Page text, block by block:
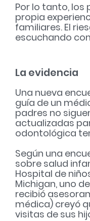
Por lo tanto, los
propia
familiares. El
escuchando
La evidencia
Una nueva
guía de un
padres no
actualizadas
odontológica
Según una
sobre salud
Hospital de
Michigan, uno
recibió
médica) creyó
visitas de sus